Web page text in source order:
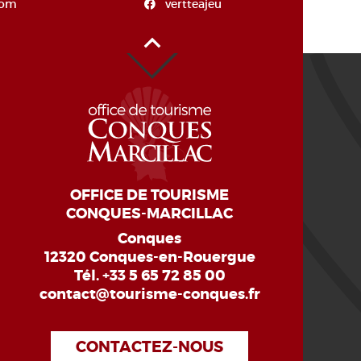
vertteajeu
OFFICE DE TOURISME
CONQUES-MARCILLAC
Conques
12320 Conques-en-Rouergue
Tél.+33 5 65 72 85 00
contact@tourisme-conques.fr
CONTACTEZ-NOUS